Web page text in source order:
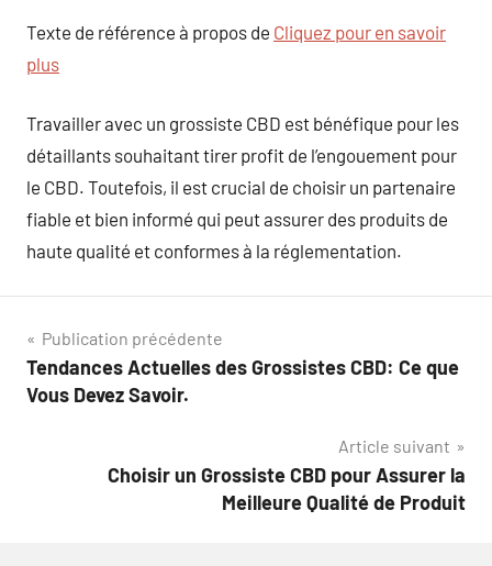
Texte de référence à propos de Cliquez pour en savoir
plus
Travailler avec un grossiste CBD est bénéfique pour les
détaillants souhaitant tirer profit de l’engouement pour
le CBD. Toutefois, il est crucial de choisir un partenaire
fiable et bien informé qui peut assurer des produits de
haute qualité et conformes à la réglementation.
Navigation
de
Publication précédente
Tendances Actuelles des Grossistes CBD: Ce que
Vous Devez Savoir.
Article suivant
Choisir un Grossiste CBD pour Assurer la
Meilleure Qualité de Produit